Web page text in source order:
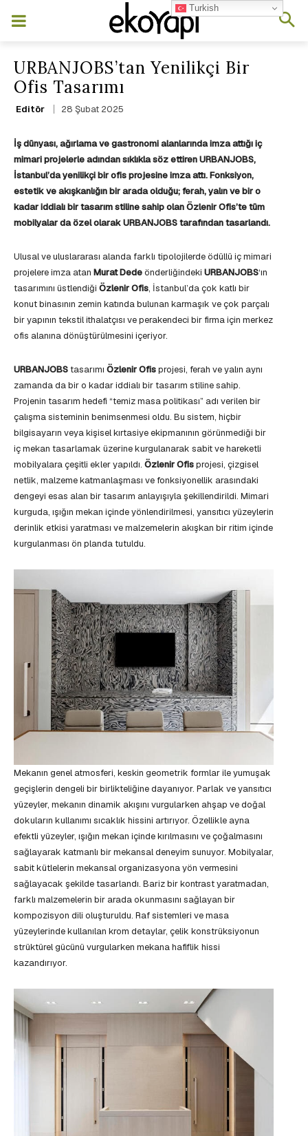
URBANJOBS’tan Yenilikçi Bir
Ofis Tasarımı
Editör 28 Şubat 2025
İş dünyası, ağırlama ve gastronomi alanlarında imza attığı iç
mimari projelerle adından sıklıkla söz ettiren URBANJOBS,
İstanbul’da yenilikçi bir ofis projesine imza attı. Fonksiyon,
estetik ve akışkanlığın bir arada olduğu; ferah, yalın ve bir o
kadar iddialı bir tasarım stiline sahip olan Özlenir Ofis’te tüm
mobilyalar da özel olarak URBANJOBS tarafından tasarlandı.
Ulusal ve uluslararası alanda farklı tipolojilerde ödüllü iç mimari
projelere imza atan Murat Dedeönderliğindeki URBANJOBS‘ın
tasarımını üstlendiği Özlenir Ofis, İstanbul’da çok katlı bir
konut binasının zemin katında bulunan karmaşık ve çok parçalı
bir yapının tekstil ithalatçısı ve perakendeci bir firma için merkez
ofis alanına dönüştürülmesini içeriyor.
URBANJOBStasarımı Özlenir Ofisprojesi, ferah ve yalın aynı
zamanda da bir o kadar iddialı bir tasarım stiline sahip.
Projenin tasarım hedefi “temiz masa politikası” adı verilen bir
çalışma sisteminin benimsenmesi oldu. Bu sistem, hiçbir
bilgisayarın veya kişisel kırtasiye ekipmanının görünmediği bir
iç mekan tasarlamak üzerine kurgulanarak sabit ve hareketli
mobilyalara çeşitli ekler yapıldı. Özlenir Ofisprojesi, çizgisel
netlik, malzeme katmanlaşması ve fonksiyonellik arasındaki
dengeyi esas alan bir tasarım anlayışıyla şekillendirildi. Mimari
kurguda, ışığın mekan içinde yönlendirilmesi, yansıtıcı yüzeylerin
derinlik etkisi yaratması ve malzemelerin akışkan bir ritim içinde
kurgulanması ön planda tutuldu.
Mekanın genel atmosferi, keskin geometrik formlar ile yumuşak
geçişlerin dengeli bir birlikteliğine dayanıyor. Parlak ve yansıtıcı
yüzeyler, mekanın dinamik akışını vurgularken ahşap ve doğal
dokuların kullanımı sıcaklık hissini artırıyor. Özellikle ayna
efektli yüzeyler, ışığın mekan içinde kırılmasını ve çoğalmasını
sağlayarak katmanlı bir mekansal deneyim sunuyor. Mobilyalar,
sabit kütlelerin mekansal organizasyona yön vermesini
sağlayacak şekilde tasarlandı. Bariz bir kontrast yaratmadan,
farklı malzemelerin bir arada okunmasını sağlayan bir
kompozisyon dili oluşturuldu. Raf sistemleri ve masa
yüzeylerinde kullanılan krom detaylar, çelik konstrüksiyonun
strüktürel gücünü vurgularken mekana hafiflik hissi
kazandırıyor.
Turkish